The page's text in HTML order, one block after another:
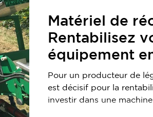
Matériel de
Rentabilisez
équipement
chou à la
Pour un producteur de
est décisif pour la
investir dans une